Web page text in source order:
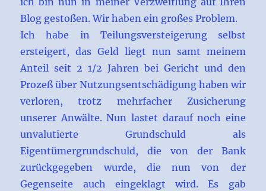
Blog gestoßen. Wir haben ein großes Problem.
Ich habe in Teilungsversteigerung selbst
ersteigert, das Geld liegt nun samt meinem
Anteil seit 2 1/2 Jahren bei Gericht und den
Prozeß über Nutzungsentschädigung haben wir
verloren, trotz mehrfacher Zusicherung
unserer Anwälte. Nun lastet darauf noch eine
unvalutierte Grundschuld als
Eigentümergrundschuld, die von der Bank
zurückgegeben wurde, die nun von der
Gegenseite auch eingeklagt wird. Es gab